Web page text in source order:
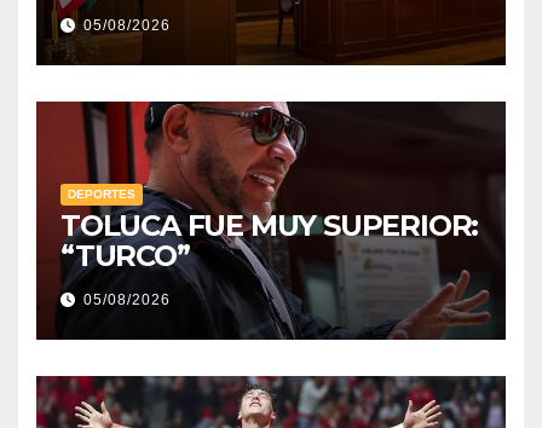
05/08/2026
DEPORTES
TOLUCA FUE MUY SUPERIOR:
“TURCO”
05/08/2026